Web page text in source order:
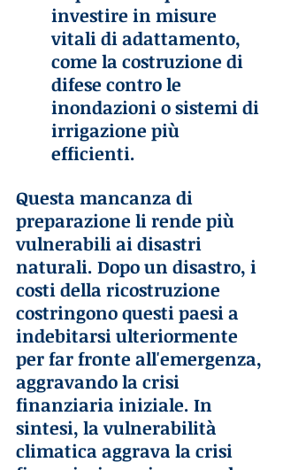
investire in misure
vitali di adattamento,
come la costruzione di
difese contro le
inondazioni o sistemi di
irrigazione più
efficienti.
Questa mancanza di
preparazione li rende più
vulnerabili ai disastri
naturali. Dopo un disastro, i
costi della ricostruzione
costringono questi paesi a
indebitarsi ulteriormente
per far fronte all'emergenza,
aggravando la crisi
finanziaria iniziale. In
sintesi, la vulnerabilità
climatica aggrava la crisi